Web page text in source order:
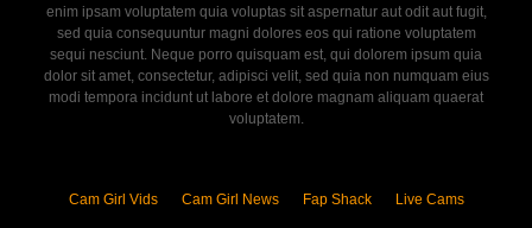
enim ipsam voluptatem quia voluptas sit aspernatur aut odit aut fugit,
sed quia consequuntur magni dolores eos qui ratione voluptatem
sequi nesciunt. Neque porro quisquam est, qui dolorem ipsum quia
dolor sit amet, consectetur, adipisci velit, sed quia non numquam eius
modi tempora incidunt ut labore et dolore magnam aliquam quaerat
voluptatem.
Cam Girl Vids Cam Girl News Fap Shack Live Cams